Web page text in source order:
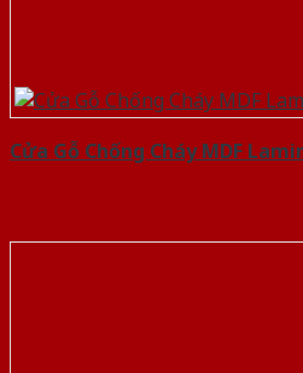
Cửa Gỗ Chống Cháy MDF